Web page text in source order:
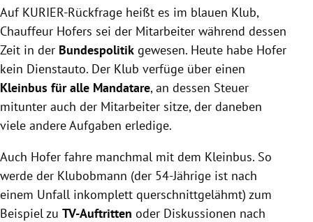
Auf KURIER-Rückfrage heißt es im blauen Klub,
Chauffeur Hofers sei der Mitarbeiter während dessen
Zeit in der Bundespolitik gewesen. Heute habe Hofer
kein Dienstauto. Der Klub verfüge über einen
Kleinbus für alle Mandatare, an dessen Steuer
mitunter auch der Mitarbeiter sitze, der daneben
viele andere Aufgaben erledige.
Auch Hofer fahre manchmal mit dem Kleinbus. So
werde der Klubobmann (der 54-Jährige ist nach
einem Unfall inkomplett querschnittgelähmt) zum
Beispiel zu TV-Auftritten oder Diskussionen nach